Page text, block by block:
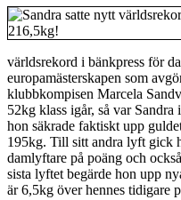
världsrekord i bänkpress för
europamästerskapen som
klubbkompisen Marcela
52kg klass igår, så var
hon säkrade faktiskt upp
195kg. Till sitt andra lyft gick
damlyftare på poäng och
sista lyftet begärde hon upp
är 6,5kg över hennes tidigare